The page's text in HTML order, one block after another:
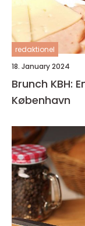
redaktionel
18. January 2024
Brunch KBH:
København